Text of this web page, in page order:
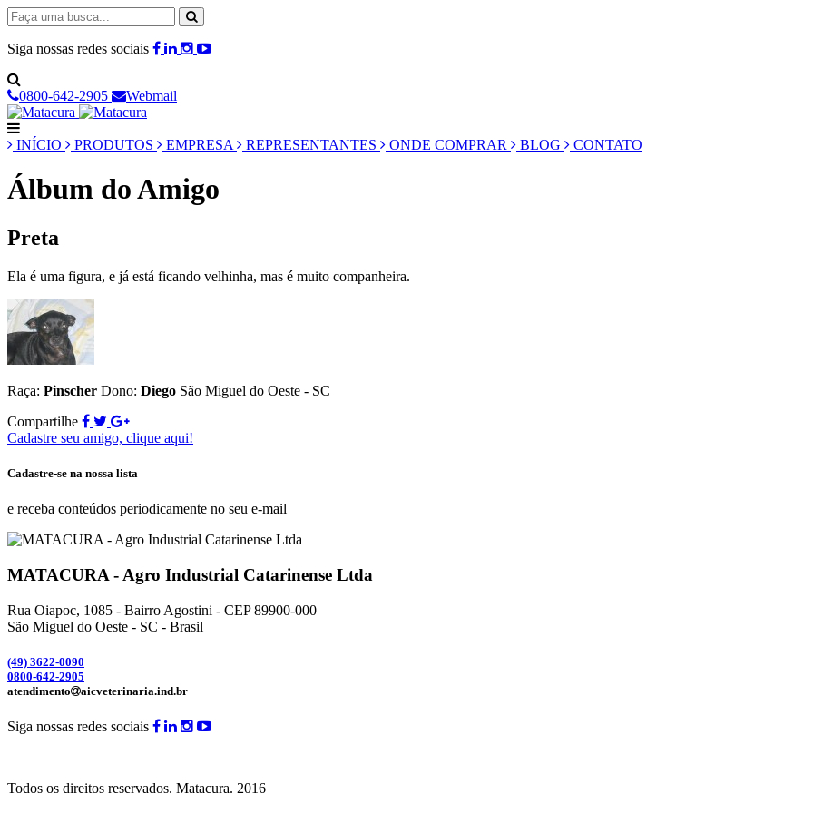
Siga nossas redes sociais
0800-642-2905 Webmail
INÍCIO PRODUTOS EMPRESA REPRESENTANTES ONDE COMPRAR BLOG CONTATO
Álbum do Amigo
Preta
Ela é uma figura, e já está ficando velhinha, mas é muito companheira.
Raça: Pinscher Dono: Diego São Miguel do Oeste - SC
Compartilhe
Cadastre seu amigo, clique aqui!
Cadastre-se na nossa lista
e receba conteúdos periodicamente no seu e-mail
MATACURA - Agro Industrial Catarinense Ltda
Rua Oiapoc, 1085 - Bairro Agostini - CEP 89900-000
São Miguel do Oeste - SC - Brasil
(49) 3622-0090
0800-642-2905
atendimento
aicveterinaria.ind.br
Siga nossas redes sociais
Todos os direitos reservados. Matacura. 2016